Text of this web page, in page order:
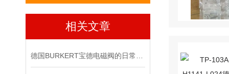
相关文章